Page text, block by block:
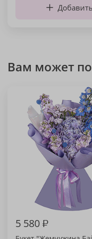
Добавить
Вам может
5 580₽